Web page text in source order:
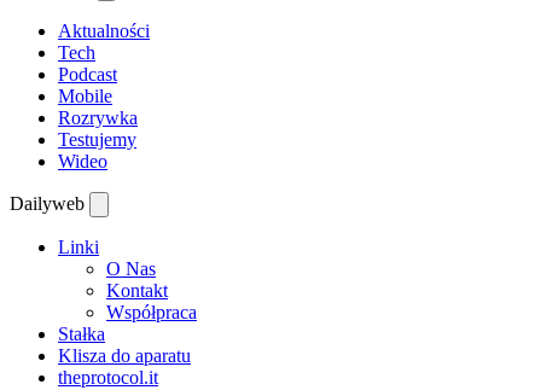
Aktualności
Tech
Podcast
Mobile
Rozrywka
Testujemy
Wideo
Dailyweb
Linki
O Nas
Kontakt
Współpraca
Stałka
Klisza do aparatu
theprotocol.it